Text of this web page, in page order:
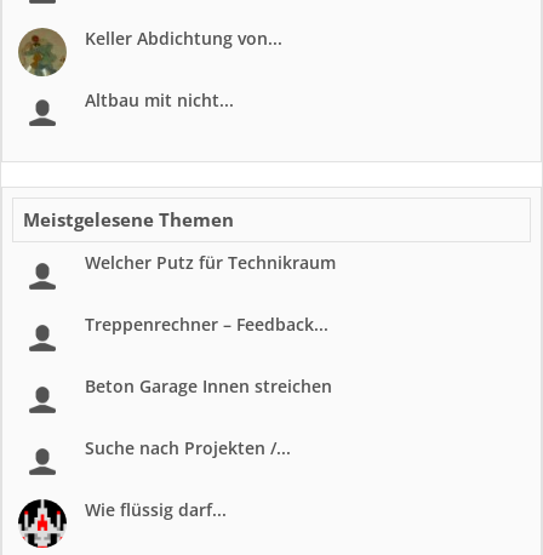
Keller Abdichtung von...
Altbau mit nicht...
Meistgelesene Themen
Welcher Putz für Technikraum
Treppenrechner – Feedback...
Beton Garage Innen streichen
Suche nach Projekten /...
Wie flüssig darf...